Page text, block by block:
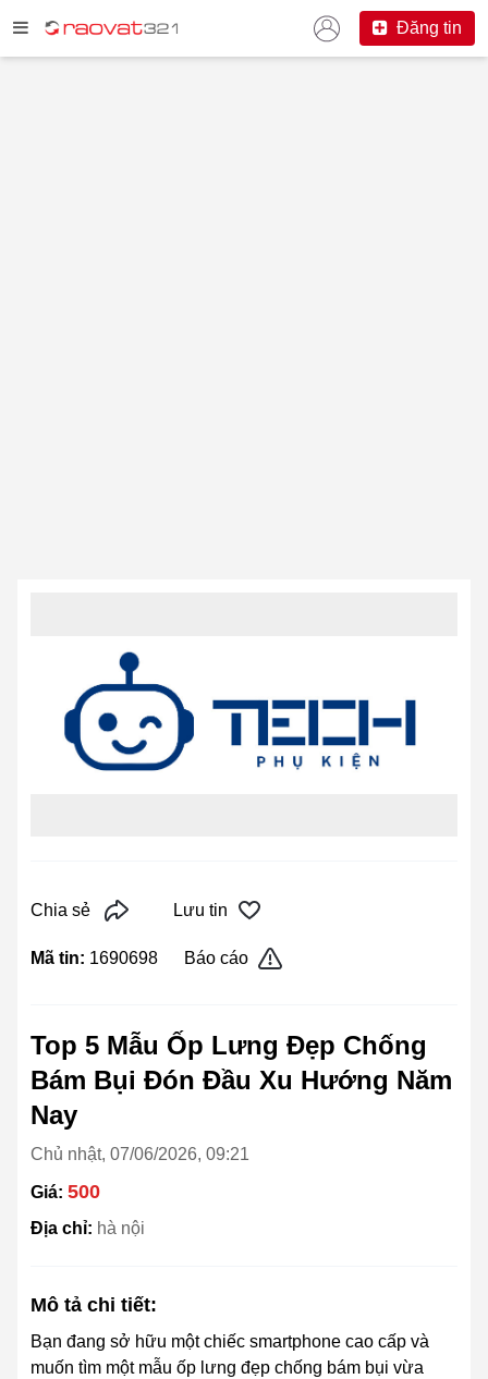
Đăng tin
Chia sẻ Lưu tin
Mã tin: 1690698 Báo cáo
Top 5 Mẫu Ốp Lưng Đẹp Chống
Bám Bụi Đón Đầu Xu Hướng Năm
Nay
Chủ nhật, 07/06/2026, 09:21
Giá: 500
Địa chỉ: hà nội
Mô tả chi tiết:
Bạn đang sở hữu một chiếc smartphone cao cấp và
muốn tìm một mẫu ốp lưng đẹp chống bám bụi vừa